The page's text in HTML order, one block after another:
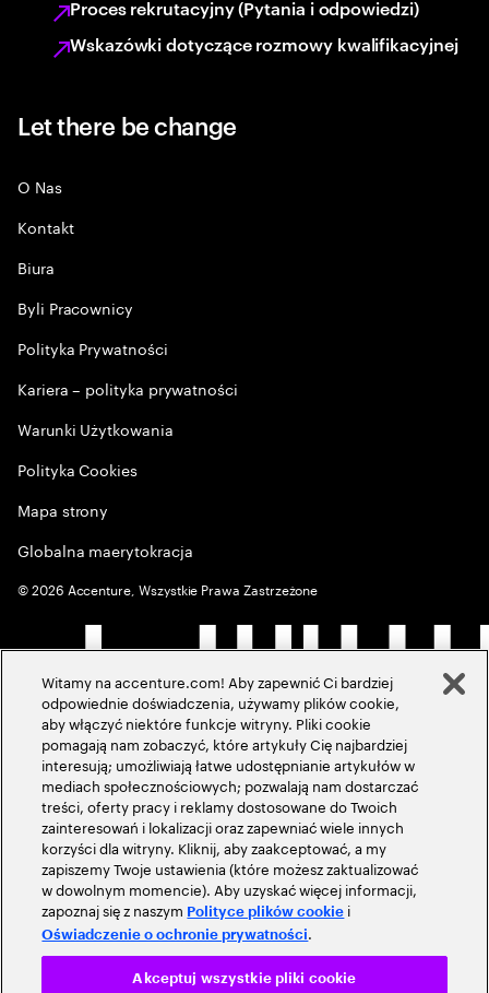
Proces rekrutacyjny (Pytania i odpowiedzi)
Wskazówki dotyczące rozmowy kwalifikacyjnej
Let there be change
O Nas
Kontakt
Biura
Byli Pracownicy
Polityka Prywatności
Kariera – polityka prywatności
Warunki Użytkowania
Polityka Cookies
Mapa strony
Globalna maerytokracja
©2026 Accenture, Wszystkie Prawa Zastrzeżone
Witamy na accenture.com! Aby zapewnić Ci bardziej
odpowiednie doświadczenia, używamy plików cookie,
aby włączyć niektóre funkcje witryny. Pliki cookie
pomagają nam zobaczyć, które artykuły Cię najbardziej
interesują; umożliwiają łatwe udostępnianie artykułów w
mediach społecznościowych; pozwalają nam dostarczać
treści, oferty pracy i reklamy dostosowane do Twoich
zainteresowań i lokalizacji oraz zapewniać wiele innych
korzyści dla witryny. Kliknij, aby zaakceptować, a my
zapiszemy Twoje ustawienia (które możesz zaktualizować
w dowolnym momencie). Aby uzyskać więcej informacji,
zapoznaj się z naszym Polityce plików cookie i
Oświadczenie o ochronie prywatności.
Akceptuj wszystkie pliki cookie